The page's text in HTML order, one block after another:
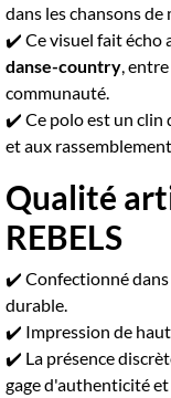
dans les chansons
✔️ Ce visuel fait écho
danse-country,
communauté.
✔️ Ce polo est un clin
et aux
Qualité
REBELS
✔️ Confectionné dans
durable.
✔️ Impression de
✔️ La présence
gage d'authenticité